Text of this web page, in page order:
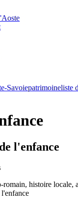
Savoiepatrimoineliste
l'enfance
histoire locale,